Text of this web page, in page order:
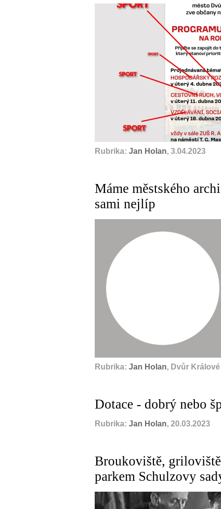
Rubrika: Jan Holan, 3.04.2023
Máme městského
sami nejlíp
Rubrika: Jan Holan, Dvůr
Dotace - dobrý nebo
Rubrika: Jan Holan, 20.03.2023
Broukoviště,
parkem Schulzovy